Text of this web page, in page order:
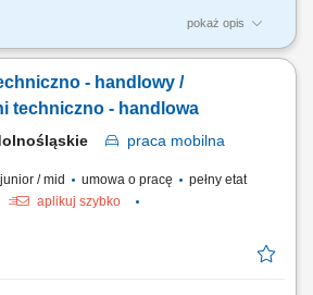
pokaż opis
firmom – pomagasz klientowi
i profilu zużycia; Budować relacje –
wiele lat, nie tylko na „jedną transakcję”
- handlowy /
techniczno - handlowa
praca mobilna
/ mid umowa o pracę
pełny etat
aplikuj szybko